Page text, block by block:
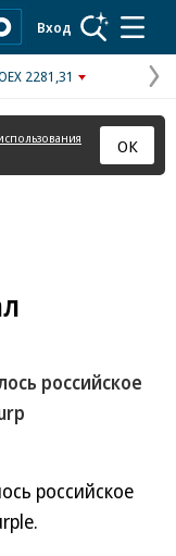
Вход
2281,31
ОК
российское
российское